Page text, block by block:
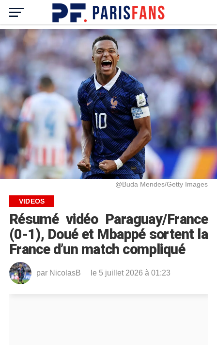
@Buda Mendes/Getty Images
VIDEOS
Résumé vidéo Paraguay/France
(0-1), Doué et Mbappé sortent la
France d’un match compliqué
par NicolasB le 5 juillet 2026 à 01:23